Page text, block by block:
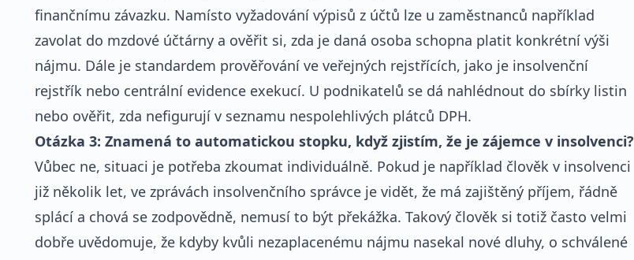
finančnímu závazku. Namísto vyžadování výpisů z účtů lze u zaměstnanců například
zavolat do mzdové účtárny a ověřit si, zda je daná osoba schopna platit konkrétní výši
nájmu. Dále je standardem prověřování ve veřejných rejstřících, jako je insolvenční
rejstřík nebo centrální evidence exekucí. U podnikatelů se dá nahlédnout do sbírky listin
nebo ověřit, zda nefigurují v seznamu nespolehlivých plátců DPH.
Otázka 3: Znamená to automatickou stopku, když zjistím, že je zájemce v insolvenci?
Vůbec ne, situaci je potřeba zkoumat individuálně. Pokud je například člověk v insolvenci
již několik let, ve zprávách insolvenčního správce je vidět, že má zajištěný příjem, řádně
splácí a chová se zodpovědně, nemusí to být překážka. Takový člověk si totiž často velmi
dobře uvědomuje, že kdyby kvůli nezaplacenému nájmu nasekal nové dluhy, o schválené